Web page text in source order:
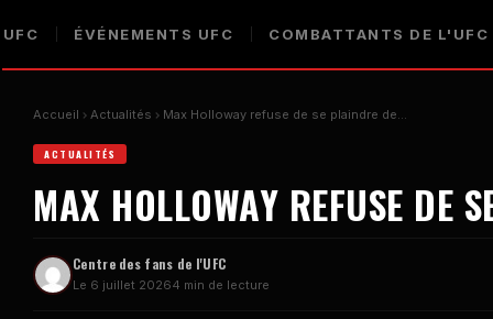
ÉVÉNEMENTS UFC COMBATTANTS DE L'UFC
Accueil Actualités Max Holloway refuse de se plaindre de…
ACTUALITÉS
MAX HOLLOWAY REFUSE DE
Centre des fans de l'UFC
Le 6 juillet 20264 min de lecture